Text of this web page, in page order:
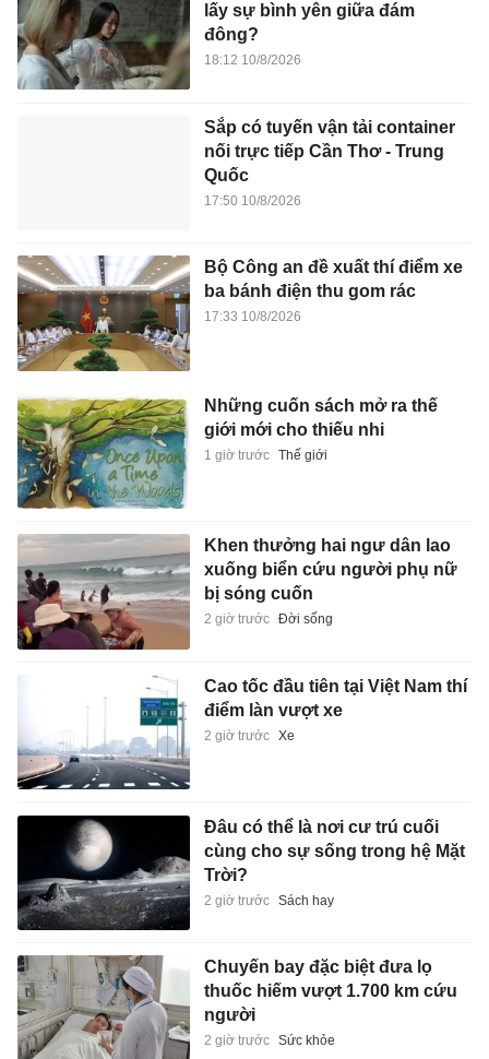
lấy sự bình yên giữa đám
đông?
18:12 10/8/2026
Sắp có tuyến vận tải container
nối trực tiếp Cần Thơ - Trung
Quốc
17:50 10/8/2026
Bộ Công an đề xuất thí điểm xe
ba bánh điện thu gom rác
17:33 10/8/2026
Những cuốn sách mở ra thế
giới mới cho thiếu nhi
1 giờ trước Thế giới
Khen thưởng hai ngư dân lao
xuống biển cứu người phụ nữ
bị sóng cuốn
2 giờ trước Đời sống
Cao tốc đầu tiên tại Việt Nam thí
điểm làn vượt xe
2 giờ trước Xe
Đâu có thể là nơi cư trú cuối
cùng cho sự sống trong hệ Mặt
Trời?
2 giờ trước Sách hay
Chuyến bay đặc biệt đưa lọ
thuốc hiếm vượt 1.700 km cứu
người
2 giờ trước Sức khỏe